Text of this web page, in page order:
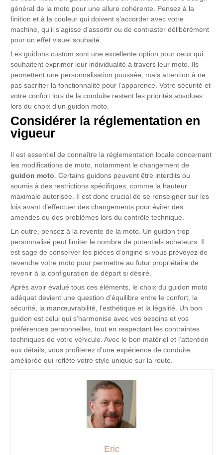
général de la moto pour une allure cohérente. Pensez à la
finition et à la couleur qui doivent s’accorder avec votre
machine, qu’il s’agisse d’assortir ou de contraster délibérément
pour un effet visuel souhaité.
Les guidons custom sont une excellente option pour ceux qui
souhaitent exprimer leur individualité à travers leur moto. Ils
permettent une personnalisation poussée, mais attention à ne
pas sacrifier la fonctionnalité pour l’apparence. Votre sécurité et
votre confort lors de la conduite restent les priorités absolues
lors du choix d’un guidon moto.
Considérer la réglementation en
vigueur
Il est essentiel de connaître la réglementation locale concernant
les modifications de moto, notamment le changement de
guidon moto. Certains guidons peuvent être interdits ou
soumis à des restrictions spécifiques, comme la hauteur
maximale autorisée. Il est donc crucial de se renseigner sur les
lois avant d’effectuer des changements pour éviter des
amendes ou des problèmes lors du contrôle technique.
En outre, pensez à la revente de la moto. Un guidon trop
personnalisé peut limiter le nombre de potentiels acheteurs. Il
est sage de conserver les pièces d’origine si vous prévoyez de
revendre votre moto pour permettre au futur propriétaire de
revenir à la configuration de départ si désiré.
Après avoir évalué tous ces éléments, le choix du guidon moto
adéquat devient une question d’équilibre entre le confort, la
sécurité, la manœuvrabilité, l’esthétique et la légalité. Un bon
guidon est celui qui s’harmonise avec vos besoins et vos
préférences personnelles, tout en respectant les contraintes
techniques de votre véhicule. Avec le bon matériel et l’attention
aux détails, vous profiterez d’une expérience de conduite
améliorée qui reflète votre style unique sur la route.
Eric